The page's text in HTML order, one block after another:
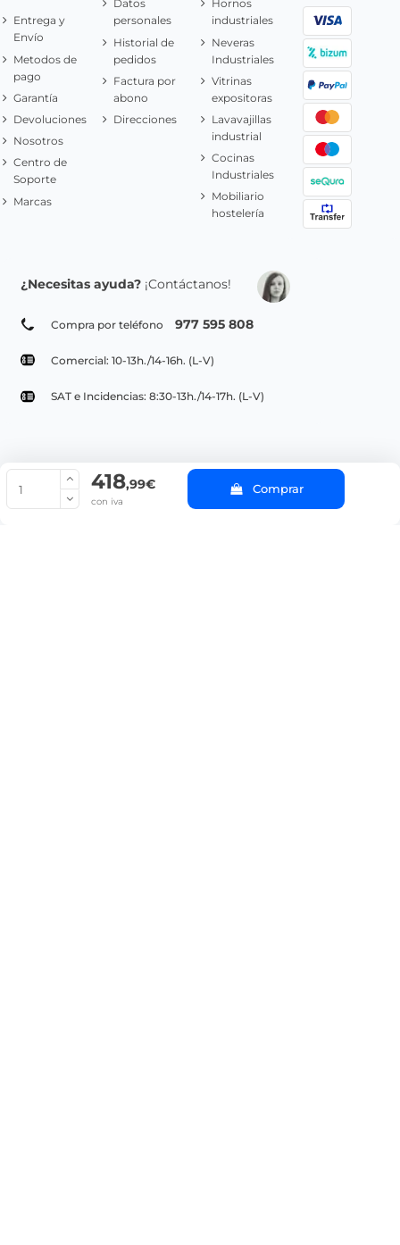
418,99€
con iva
Comprar
Entrega y
Envío
Metodos de
pago
Garantía
Devoluciones
Nosotros
Centro de
Soporte
Marcas
Datos
personales
Historial de
pedidos
Factura por
abono
Direcciones
Hornos
industriales
Neveras
Industriales
Vitrinas
expositoras
Lavavajillas
industrial
Cocinas
Industriales
Mobiliario
hostelería
¿Necesitas ayuda? ¡Contáctanos!
Compra por teléfono 977 595 808
Comercial: 10-13h./14-16h. (L-V)
SAT e Incidencias: 8:30-13h./14-17h. (L-V)
© Copyright 2022 PepeBar.com |
Aviso legal y
Condiciones generales de compra |